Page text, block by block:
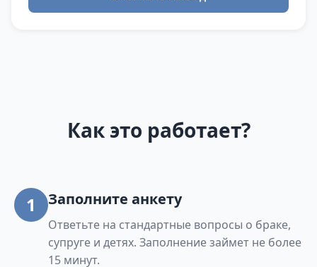
Как это работает?
1 Заполните анкету
Ответьте на стандартные вопросы о браке,
супруге и детях. Заполнение займет не более
15 минут.